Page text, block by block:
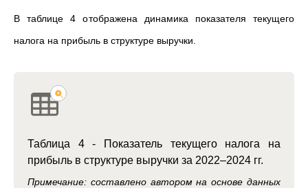
В таблице 4 отображена динамика показателя текущего
налога на прибыль в структуре выручки.
Таблица 4 - Показатель текущего налога на
прибыль в структуре выручки за 2022–2024 гг.
Примечание: составлено автором на основе данных